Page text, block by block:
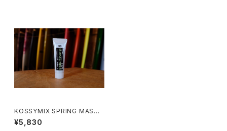
KOSSYMIX SPRING MASTE
R BLACK
¥5,830